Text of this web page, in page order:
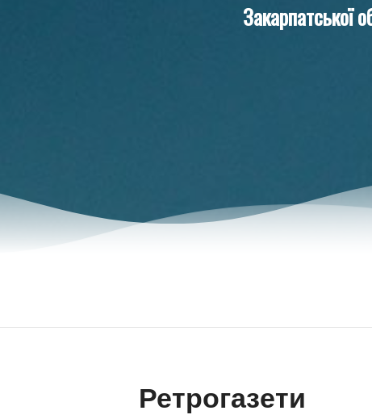
Закарпатської
Ретрогазети